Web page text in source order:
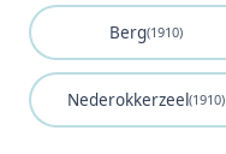
Berg(1910)
Nederokkerzeel(1910)